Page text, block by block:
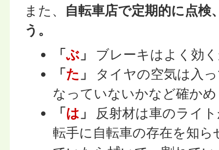
また、 自転車店で定期的に点検
う。
「ぶ 」 ブレーキはよく効
「 た 」 タイヤの空気は入
なっていないかなど確か
「 は 」 反射材は車のライ
転手に自転車の存在を知